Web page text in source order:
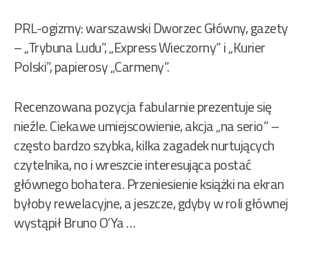
PRL-ogizmy: warszawski Dworzec Główny, gazety
– „Trybuna Ludu”, „Express Wieczorny” i „Kurier
Polski”, papierosy „Carmeny”.
Recenzowana pozycja fabularnie prezentuje się
nieźle. Ciekawe umiejscowienie, akcja „na serio” –
często bardzo szybka, kilka zagadek nurtujących
czytelnika, no i wreszcie interesująca postać
głównego bohatera. Przeniesienie książki na ekran
byłoby rewelacyjne, a jeszcze, gdyby w roli głównej
wystąpił Bruno O’Ya …